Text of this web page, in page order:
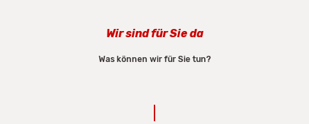
Wir sind für Sie da
Was können wir für Sie tun?